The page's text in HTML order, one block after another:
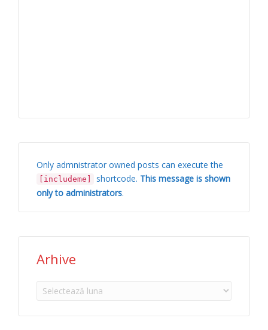
Only admnistrator owned posts can execute the
[includeme] shortcode. This message is shown
only to administrators.
Arhive
Arhive